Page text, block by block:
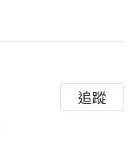
追蹤